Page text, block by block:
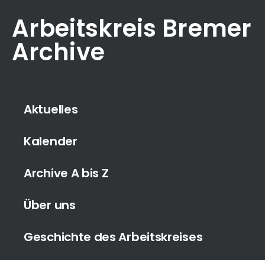
Arbeitskreis Bremer
Archive
Aktuelles
Kalender
Archive A bis Z
Über uns
Geschichte des Arbeitskreises